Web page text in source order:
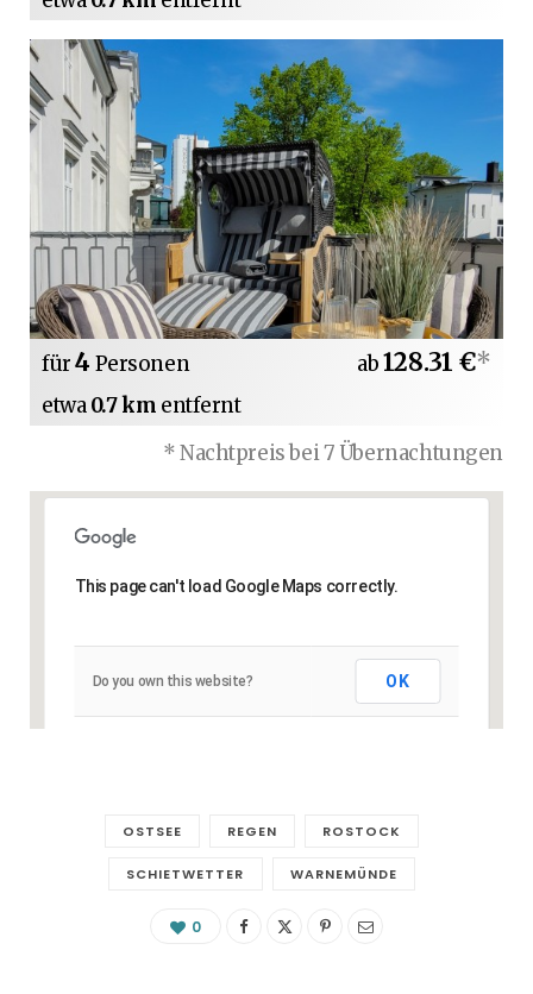
für4 Personen
etwa0.7 km entfernt
ab128.31 €*
* Nachtpreis bei 7 Übernachtungen
This page can't load Google Maps correctly.
Do you own this website? OK
OSTSEE REGEN ROSTOCK
SCHIETWETTER WARNEMÜNDE
0